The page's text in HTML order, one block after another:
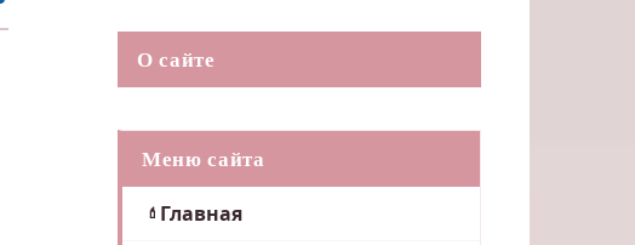
О сайте
Меню сайта
Главная